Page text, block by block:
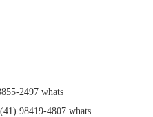
2497 whats
98419-4807 whats